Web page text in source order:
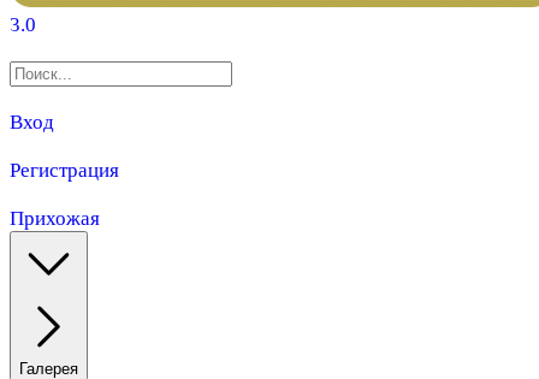
3.0
Вход
Регистрация
Прихожая
Галерея